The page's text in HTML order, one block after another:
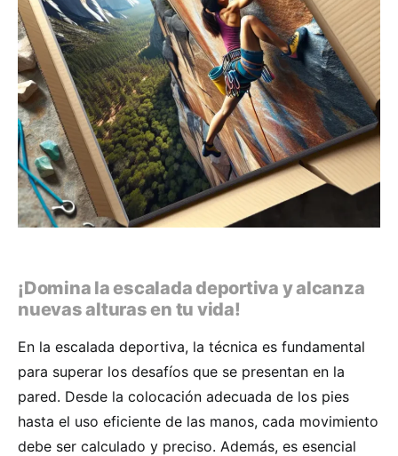
¡Domina la escalada deportiva y alcanza
nuevas alturas en tu vida!
En la escalada deportiva, la técnica es fundamental
para superar los desafíos que se presentan en la
pared. Desde la colocación adecuada de los pies
hasta el uso eficiente de las manos, cada movimiento
debe ser calculado y preciso. Además, es esencial